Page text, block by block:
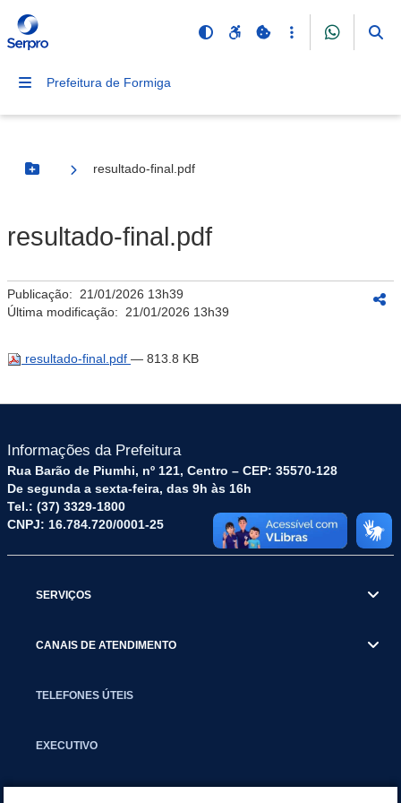
Prefeitura de Formiga
Botão Menu
resultado-final.pdf
resultado-final.pdf
Publicação: 21/01/2026 13h39
Última modificação: 21/01/2026 13h39
resultado-final.pdf — 813.8 KB
Informações da Prefeitura
Rua Barão de Piumhi, nº 121, Centro – CEP: 35570-128
De segunda a sexta-feira, das 9h às 16h
Tel.: (37) 3329-1800
CNPJ: 16.784.720/0001-25
SERVIÇOS
CANAIS DE ATENDIMENTO
TELEFONES ÚTEIS
EXECUTIVO